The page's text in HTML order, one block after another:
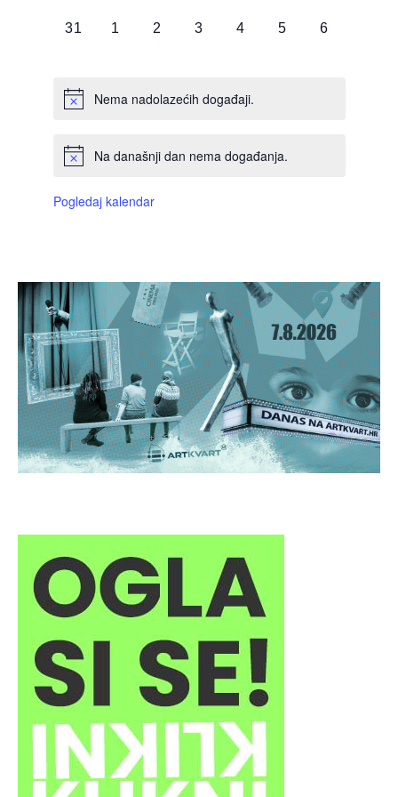
0
31
0
1
0
2
0
3
0
4
0
5
0
6
Nema nadolazećih događaji.
Na današnji dan nema događanja.
Pogledaj kalendar